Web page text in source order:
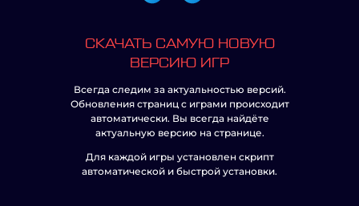
СКАЧАТЬ САМУЮ НОВУЮ
ВЕРСИЮ ИГР
Всегда следим за актуальностью версий.
Обновления страниц с играми происходит
автоматически. Вы всегда найдёте
актуальную версию на странице.
Для каждой игры установлен скрипт
автоматической и быстрой установки.